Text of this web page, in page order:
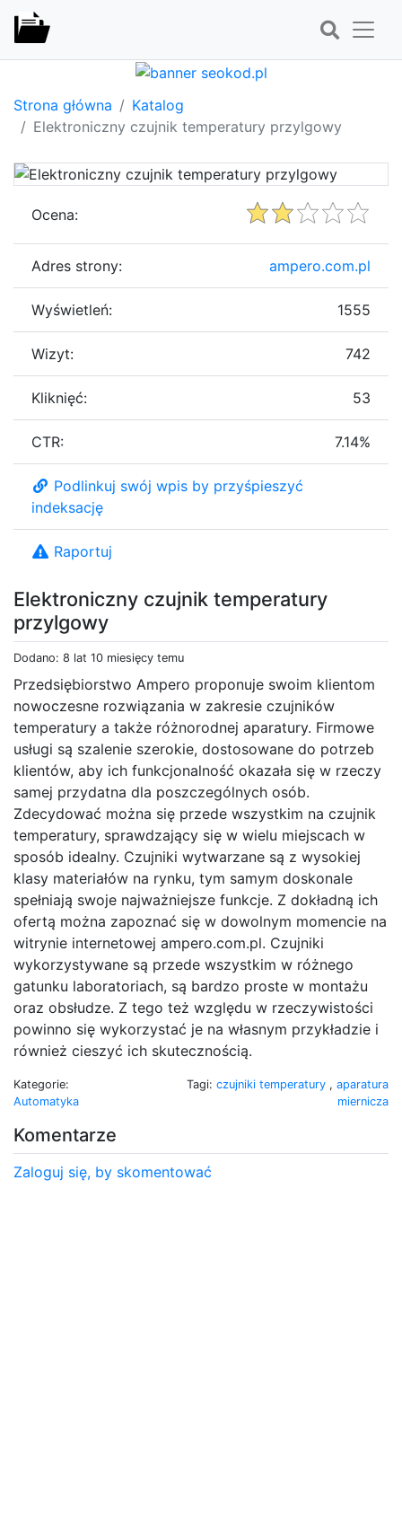
Strona główna
Katalog
Elektroniczny czujnik temperatury przylgowy
Elektroniczny czujnik temperatury
przylgowy
Dodano: 8 lat 10 miesięcy temu
Przedsiębiorstwo Ampero proponuje swoim klientom
nowoczesne rozwiązania w zakresie czujników
temperatury a także różnorodnej aparatury. Firmowe
usługi są szalenie szerokie, dostosowane do potrzeb
klientów, aby ich funkcjonalność okazała się w rzeczy
samej przydatna dla poszczególnych osób.
Zdecydować można się przede wszystkim na czujnik
temperatury, sprawdzający się w wielu miejscach w
sposób idealny. Czujniki wytwarzane są z wysokiej
klasy materiałów na rynku, tym samym doskonale
spełniają swoje najważniejsze funkcje. Z dokładną ich
ofertą można zapoznać się w dowolnym momencie na
witrynie internetowej ampero.com.pl. Czujniki
wykorzystywane są przede wszystkim w różnego
gatunku laboratoriach, są bardzo proste w montażu
oraz obsłudze. Z tego też względu w rzeczywistości
powinno się wykorzystać je na własnym przykładzie i
również cieszyć ich skutecznością.
Kategorie:
Automatyka
Tagi: czujniki temperatury , aparatura
miernicza
Komentarze
Zaloguj się, by skomentować
Ocena:
Adres strony: ampero.com.pl
Wyświetleń: 1555
Wizyt: 742
Kliknięć: 53
CTR: 7.14%
Podlinkuj swój wpis by przyśpieszyć
indeksację
Raportuj